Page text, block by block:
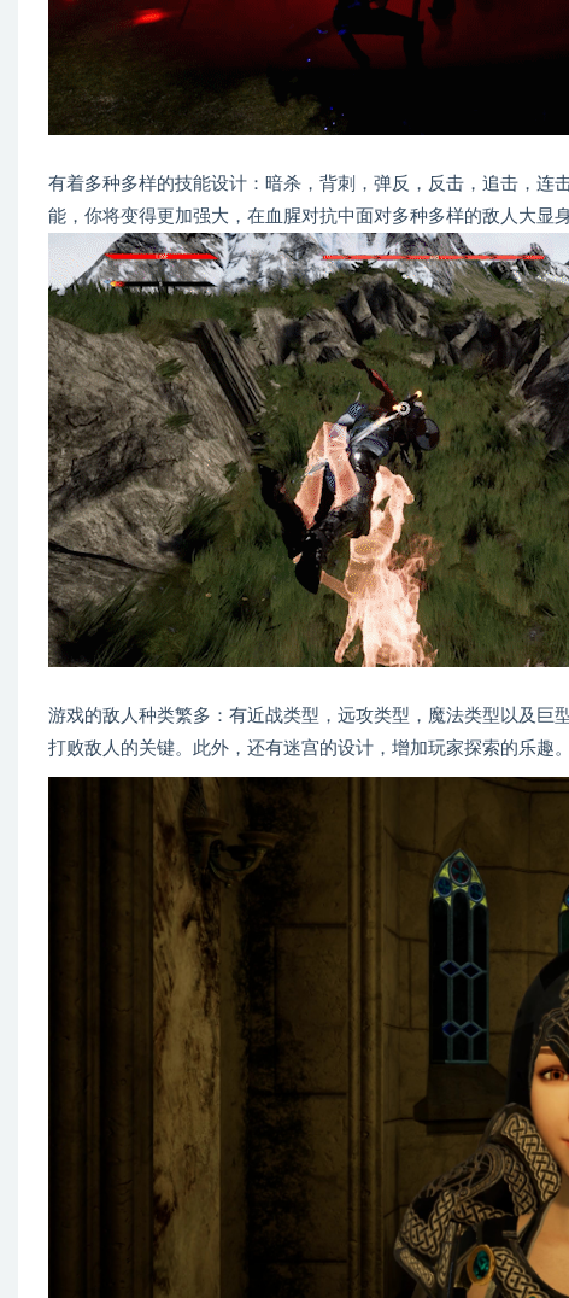
有着多种多样的技能设计：暗杀，背刺，弹反，反击，追击，
能，你将变得更加强大，在血腥对抗中面对多种多样的敌人大显身
游戏的敌人种类繁多：有近战类型，远攻类型，魔法类型以及
打败敌人的关键。此外，还有迷宫的设计，增加玩家探索的乐趣